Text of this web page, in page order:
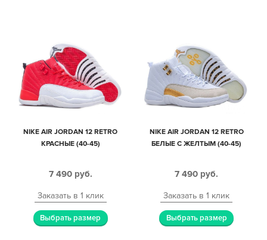
NIKE AIR JORDAN 12 RETRO
КРАСНЫЕ (40-45)
7 490 руб.
Заказать в 1 клик
Выбрать размер
NIKE AIR JORDAN 12 RETRO
БЕЛЫЕ С ЖЕЛТЫМ (40-45)
7 490 руб.
Заказать в 1 клик
Выбрать размер